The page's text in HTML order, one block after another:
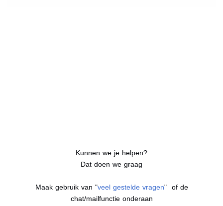
Kunnen we je helpen?
Dat doen we graag
Maak gebruik van "veel gestelde vragen" of de
chat/mailfunctie onderaan